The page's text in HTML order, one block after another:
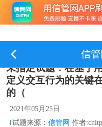
信
未指定试题：在基于
定义交互行为的关键
的（
2021年05月25日
试题来源：信管网 作者